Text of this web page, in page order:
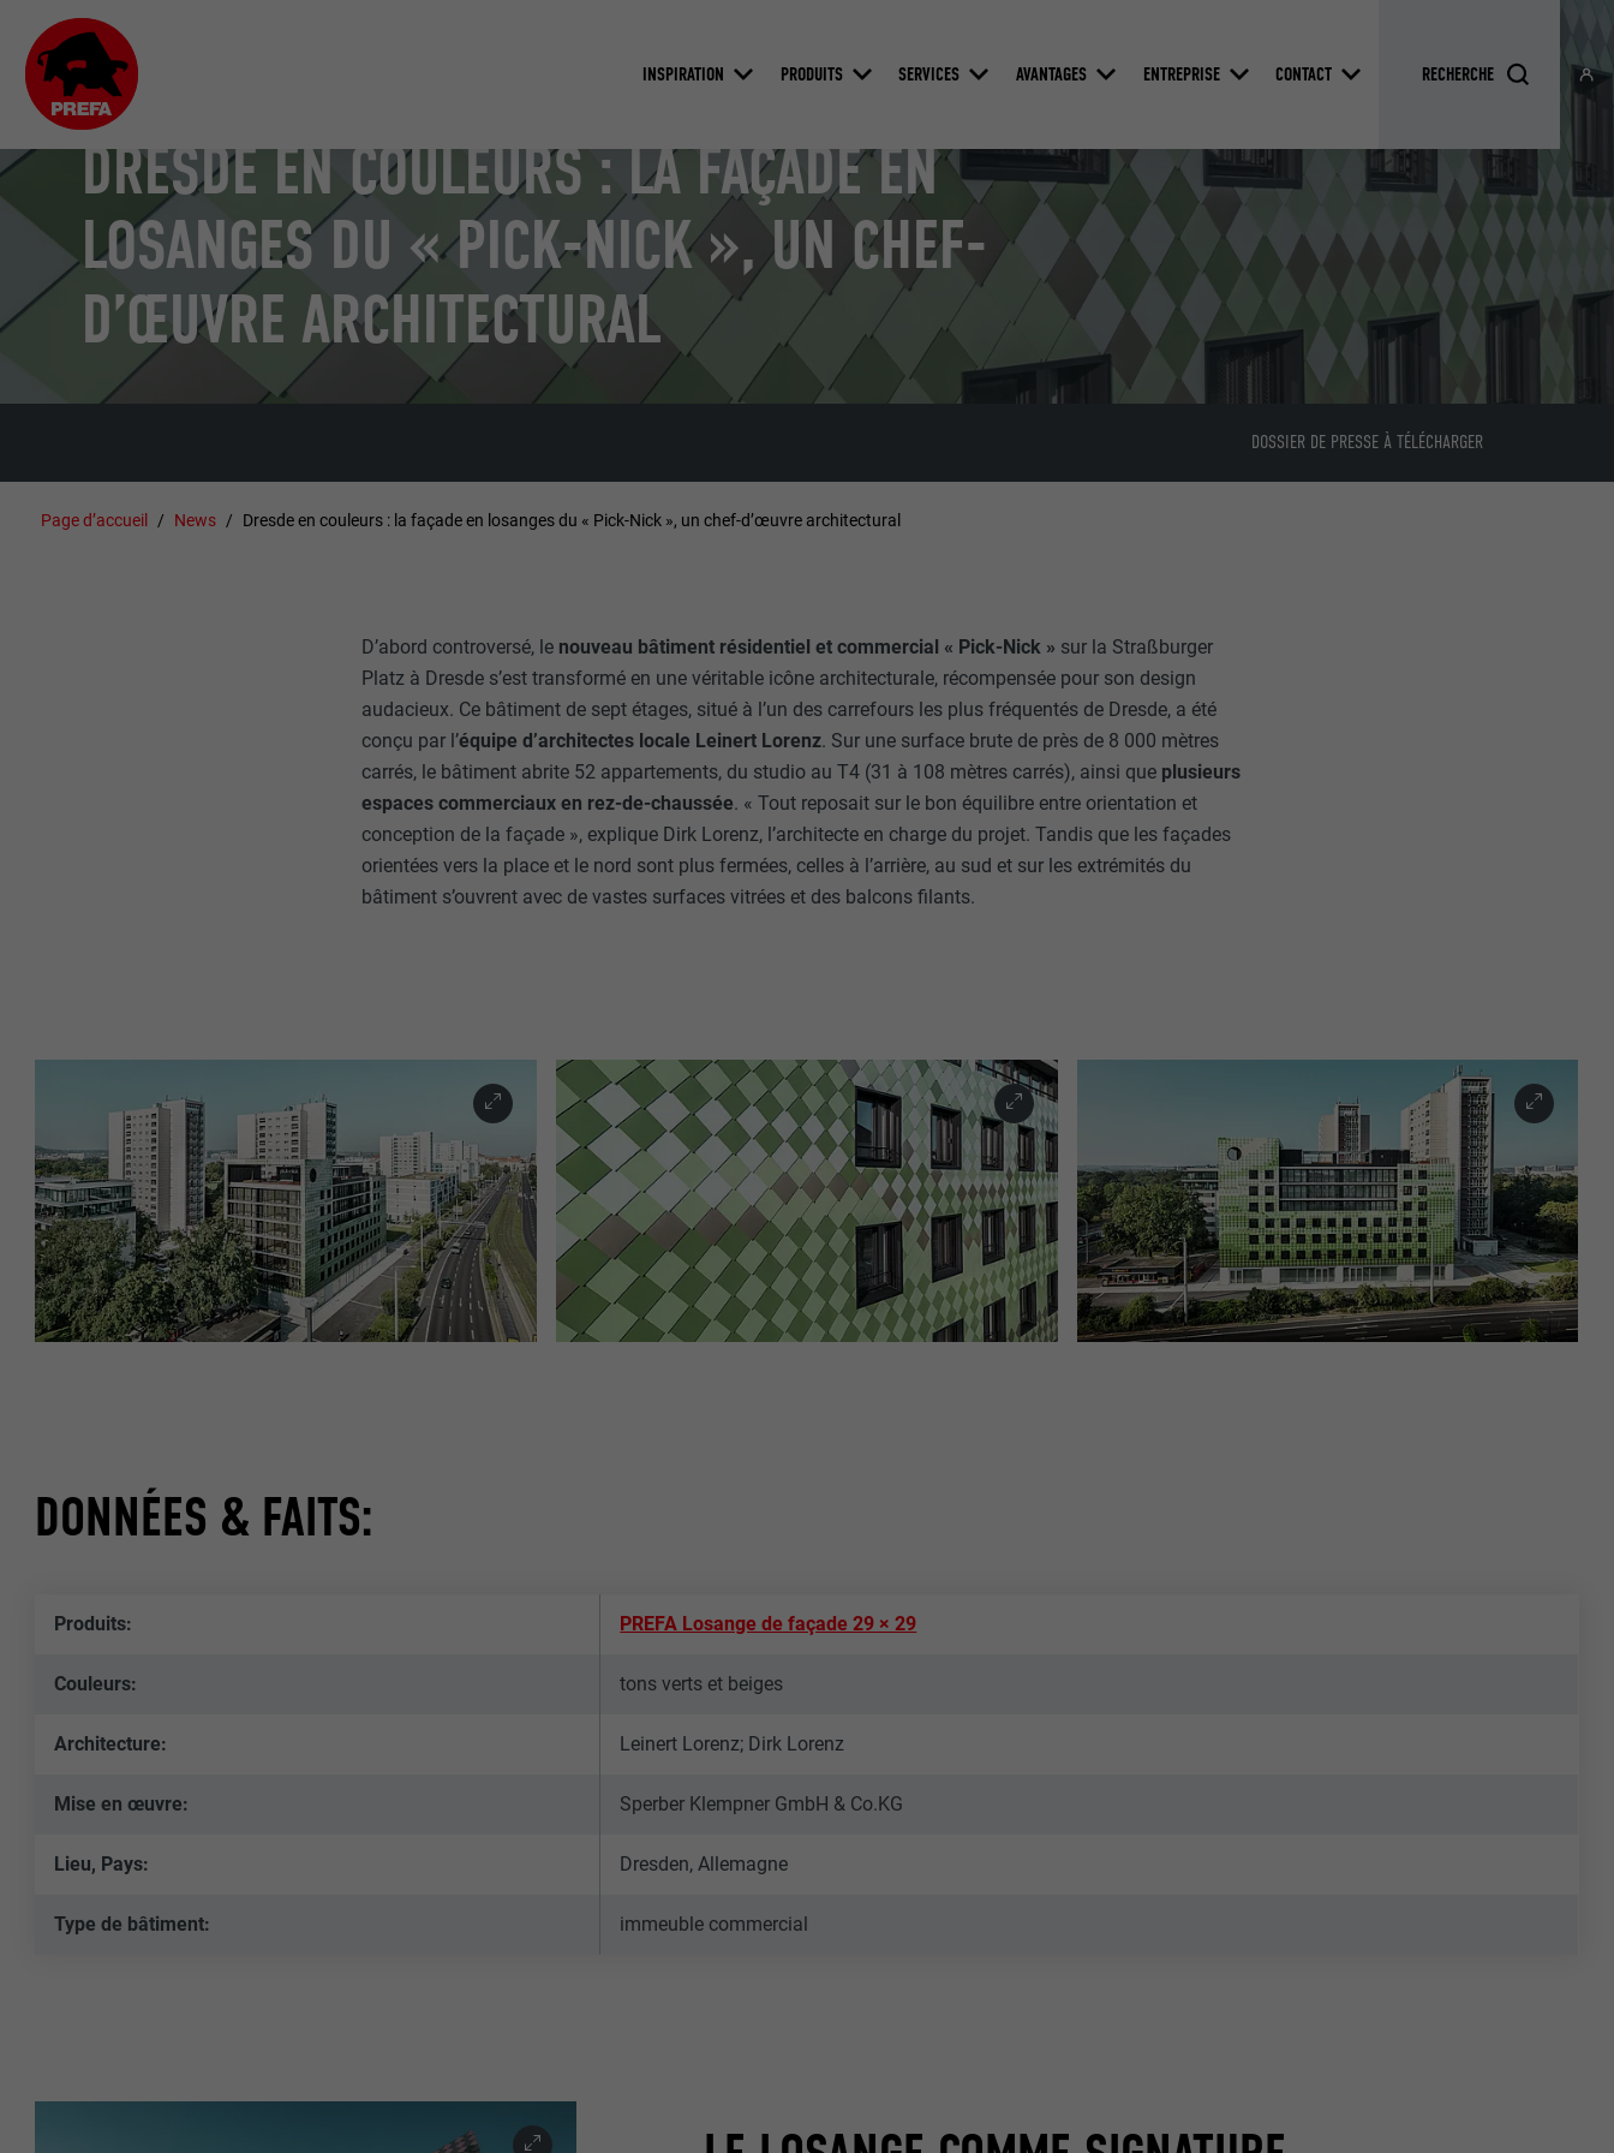
INSPIRATION PRODUITS SERVICES AVANTAGES ENTREPRISE CONTACT
DRESDE EN COULEURS : LA FAÇADE EN
LOSANGES DU « PICK-NICK », UN CHEF-
D’ŒUVRE ARCHITECTURAL
DOSSIER DE PRESSE À TÉLÉCHARGER
Page d’accueil News Dresde en couleurs : la façade en losanges du « Pick-Nick », un chef-d’œuvre architectural
D’abord controversé, le nouveau bâtiment résidentiel et commercial « Pick-Nick » sur la Straßburger
Platz à Dresde s’est transformé en une véritable icône architecturale, récompensée pour son design
audacieux. Ce bâtiment de sept étages, situé à l’un des carrefours les plus fréquentés de Dresde, a été
conçu par l’équipe d’architectes locale Leinert Lorenz. Sur une surface brute de près de 8 000 mètres
carrés, le bâtiment abrite 52 appartements, du studio au T4 (31 à 108 mètres carrés), ainsi que plusieurs
espaces commerciaux en rez-de-chaussée. « Tout reposait sur le bon équilibre entre orientation et
conception de la façade », explique Dirk Lorenz, l’architecte en charge du projet. Tandis que les façades
orientées vers la place et le nord sont plus fermées, celles à l’arrière, au sud et sur les extrémités du
bâtiment s’ouvrent avec de vastes surfaces vitrées et des balcons filants.
DONNÉES & FAITS:
Produits: PREFA Losange de façade 29 × 29
Couleurs: tons verts et beiges
Architecture: Leinert Lorenz; Dirk Lorenz
Mise en œuvre: Sperber Klempner GmbH & Co.KG
Lieu, Pays: Dresden, Allemagne
Type de bâtiment: immeuble commercial